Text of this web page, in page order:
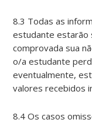
8.3 Todas as
estudante estarão
comprovada sua
o/a estudante
eventualmente,
valores recebidos
8.4 Os casos